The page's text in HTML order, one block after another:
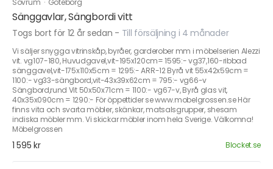
Sovrum · Göteborg
Sänggavlar, Sängbordi vitt
Togs bort för 12 år sedan - Till försäljning i 4 månader
Vi säljer snygga vitrinskåp, byråer, garderober mm i möbelserien Alezzi
vit. vg107-180, Huvudgavel,vit-195x120cm= 1595:- vg37,160-ribbad
sänggavel,vit-175x110x5cm = 1295:- ARR-12 Byrå vit 55x42x59cm =
1100:- vg33-sängbord,vit-43x39x62cm = 795:- vg66-v
Sängbord,rund Vit 50x50x71cm = 1100:- vg67-v, Byrå glas vit,
40x35x090cm = 1290:- För öppettider se www.mobelgrossen.se Här
finns vita och svarta möbler, skänkar, matsalsgrupper, shesam
indiska möbler mm. Vi skickar möbler inom hela Sverige. Välkomna!
Möbelgrossen
1 595 kr Blocket.se